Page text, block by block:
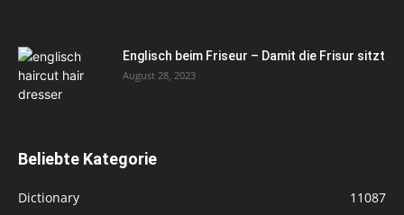
Englisch beim Friseur – Damit die Frisur sitzt
August 28, 2023
Beliebte Kategorie
Dictionary
11087